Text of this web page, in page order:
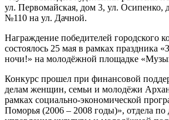
ул. Первомайская, дом 3, ул. Осипенко,
№110 на ул. Дачной.
Награждение победителей городского
состоялось 25 мая в рамках праздника
ночи!» на молодёжной площадке
Конкурс прошел при финансовой
делам женщин, семьи и молодёжи
рамках социально-экономической
Поморья (2006 – 2008 годы)», отдела